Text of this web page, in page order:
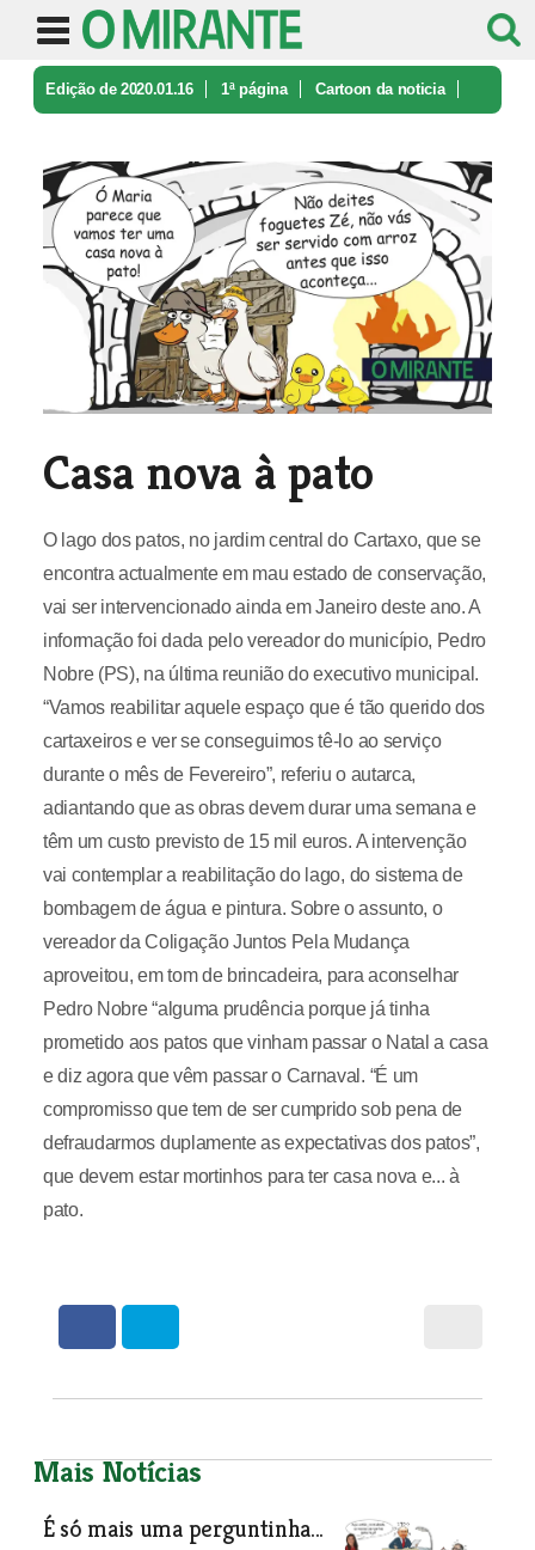
Edição de 2020.01.16 1ª página Cartoon da noticia
Casa nova à pato
O lago dos patos, no jardim central do Cartaxo, que se
encontra actualmente em mau estado de conservação,
vai ser intervencionado ainda em Janeiro deste ano. A
informação foi dada pelo vereador do município, Pedro
Nobre (PS), na última reunião do executivo municipal.
“Vamos reabilitar aquele espaço que é tão querido dos
cartaxeiros e ver se conseguimos tê-lo ao serviço
durante o mês de Fevereiro”, referiu o autarca,
adiantando que as obras devem durar uma semana e
têm um custo previsto de 15 mil euros. A intervenção
vai contemplar a reabilitação do lago, do sistema de
bombagem de água e pintura. Sobre o assunto, o
vereador da Coligação Juntos Pela Mudança
aproveitou, em tom de brincadeira, para aconselhar
Pedro Nobre “alguma prudência porque já tinha
prometido aos patos que vinham passar o Natal a casa
e diz agora que vêm passar o Carnaval. “É um
compromisso que tem de ser cumprido sob pena de
defraudarmos duplamente as expectativas dos patos”,
que devem estar mortinhos para ter casa nova e... à
pato.
Mais Notícias
É só mais uma perguntinha...